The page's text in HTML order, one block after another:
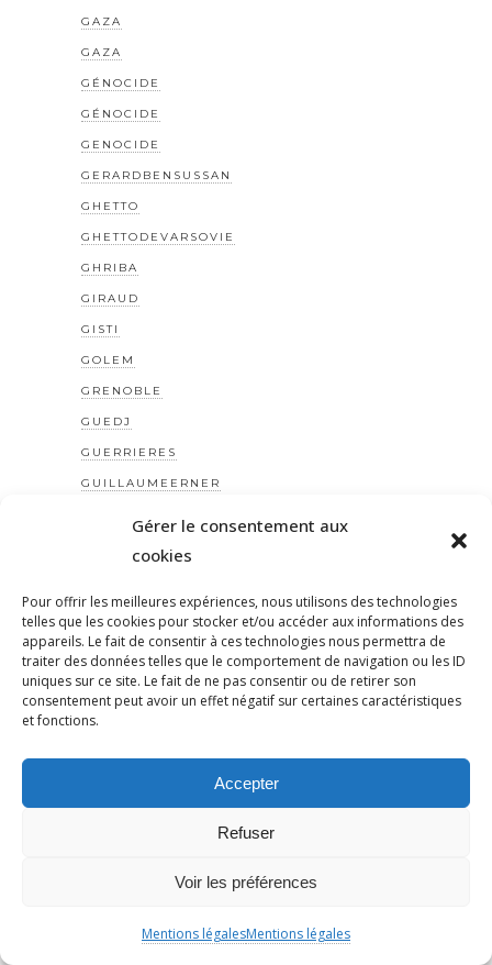
Gérer le consentement aux
cookies
Pour offrir les meilleures expériences, nous utilisons des technologies
telles que les cookies pour stocker et/ou accéder aux informations des
appareils. Le fait de consentir à ces technologies nous permettra de
traiter des données telles que le comportement de navigation ou les ID
uniques sur ce site. Le fait de ne pas consentir ou de retirer son
consentement peut avoir un effet négatif sur certaines caractéristiques
et fonctions.
Accepter
Refuser
Voir les préférences
Mentions légalesMentions légales
GAZA
GAZA
GÉNOCIDE
GÉNOCIDE
GENOCIDE
GERARDBENSUSSAN
GHETTO
GHETTODEVARSOVIE
GHRIBA
GIRAUD
GISTI
GOLEM
GRENOBLE
GUEDJ
GUERRIERES
GUILLAUMEERNER
HAOUESSENIGUER
HARCELEMENT
HITLER
HOMMAGE
HOMOPHOBIE
HORREUR
HYPERCACHER
ILAN HALIMI